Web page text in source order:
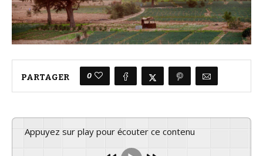
PARTAGER 0
Appuyez sur play pour écouter ce contenu